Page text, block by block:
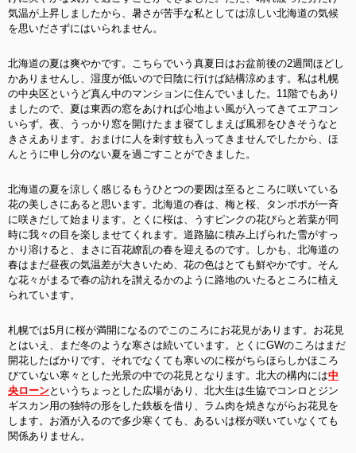
気温が上昇しましたから、暑さが苦手な私としては涼しい北海道の気候
を思いださずにはいられません。
北海道の夏は爽やかです。こちらでいう真夏日はお盆前後の2週間ほどし
かありませんし、湿度が低いので日陰に行けば結構涼めます。私は札幌
の中央区というど真ん中のマンションに住んでいました。11階でもあり
ましたので、夏は東西の窓をあければ心地よい風が入ってきてエアコン
いらず。夜、うっかり窓を開けたまま寝てしまえば風邪をひきそうなと
きさえあります。おまけに人を刺す蚊も入ってきませんでしたから、ほ
んとうに申し分のない夏を過ごすことができました。
北海道の夏を涼しく感じるもうひとつの要因は至るところに咲いている
花の美しさにあると思います。北海道の春は、梅と桜、タンポポが一斉
に咲きだして始まります。とくに桜は、うすピンクの花びらと若葉が同
時に我々の目を楽しませてくれます。道路脇に積み上げられた雪がすっ
かり溶けると、まさに百花繚乱の春を迎えるのです。しかも、北海道の
春はまだ昼夜の気温差が大きいため、花の色はとても鮮やかです。そん
な花々がまるで春の訪れを讃えるかのように路地のいたるところに植え
られています。
札幌では5月に桜が満開になるのでこのころにお花見があります。お花見
とはいえ、まだ冬のような寒さは続いています。とくにGWのころはまだ
開花したばかりです。それでなくても寒いのに桜がちらほらしかほころ
びていない寒々とした光景の中での花見となります。北大の構内には中
央ローンというちょっとした広場があり、北大生は生協でコンロとジン
ギスカン用の独特の形をした鉄板を借り、ラム肉を焼きながらお花見を
します。お酒が入るので多少寒くても、あるいは桜が咲いていなくても
関係ありません。